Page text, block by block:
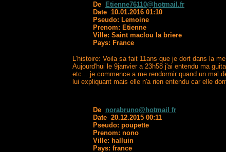
De
Etienne76110@hotmail.fr
Date 10.01.2016 01:10
Pseudo: Lemoine
Prenom: Etienne
Ville: Saint maclou la briere
Pays: France
L'histoire: Voila sa fait 11ans que je dort dans la
Aujourd'hui le 9janvier a 23h58 j'ai entendu ma
etc... je commence a me rendormir quand un mal
lui expliquant mais elle n'a rien entendu car elle
De norabruno@hotmail fr
Date 20.12.2015 00:11
Pseudo: poupette
Prenom: nono
Ville: halluin
Pays: france